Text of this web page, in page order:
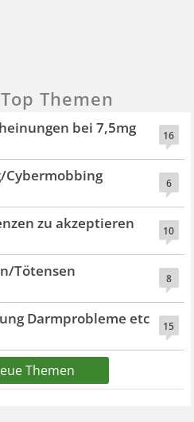
Themen
16
bei 7,5mg
6
Cybermobbing
10
zu akzeptieren
8
Tötensen
15
Darmprobleme etc
Themen